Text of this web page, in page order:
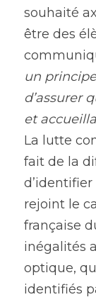
souhaité
être des
un
d’assurer
et
La lutte
fait de la
rejoint le
française
inégalités
optique,
identifiés